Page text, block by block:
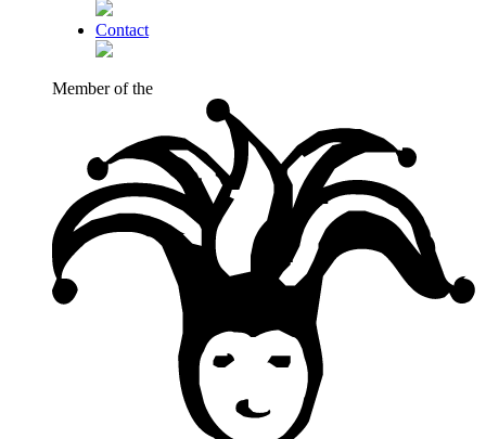
Contact
Member of the